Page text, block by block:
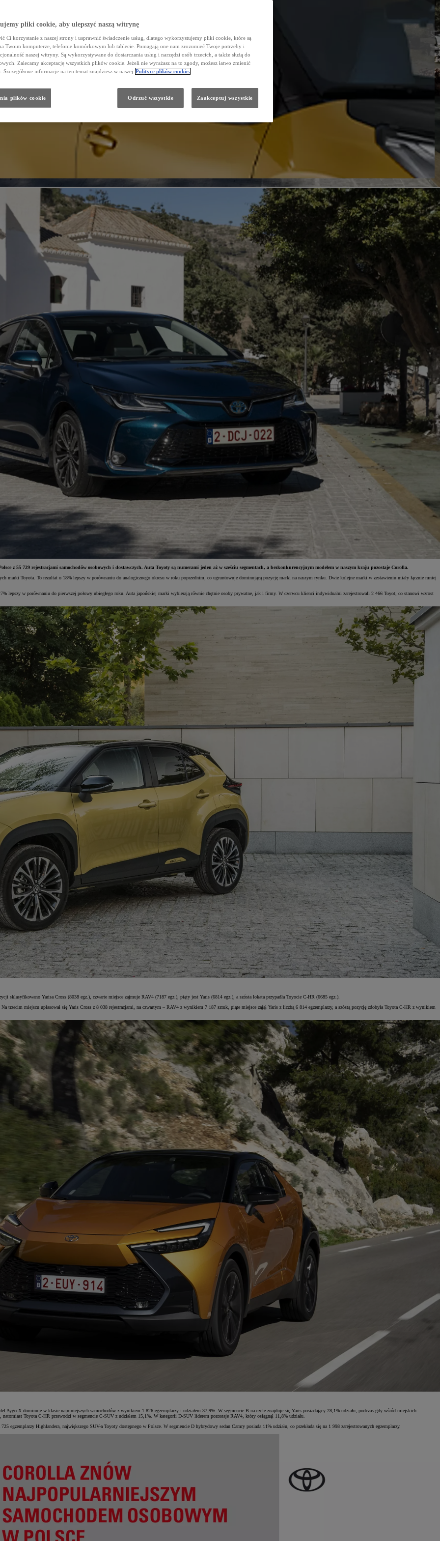
z 55 729 rejestracjami samochodów osobowych i dostawczych. Auta Toyoty są numerami jeden aż w sześciu segmentach, a bezkonkurencyjnym modelem w naszym kraju pozostaje Corolla.
marki Toyota. To rezultat o 18% lepszy w porównaniu do analogicznego okresu w roku poprzednim, co ugruntowuje dominującą pozycję marki na naszym rynku. Dwie kolejne marki w zestawieniu miały łącznie mniej
lepszy w porównaniu do pierwszej połowy ubiegłego roku. Auta japońskiej marki wybierają równie chętnie osoby prywatne, jak i firmy. W czerwcu klienci indywidualni zarejestrowali 2 466 Toyot, co stanowi wzrost
sklasyfikowano Yarisa Cross (8038 egz.), czwarte miejsce zajmuje RAV4 (7187 egz.), piąty jest Yaris (6814 egz.), a szósta lokata przypadła Toyocie C-HR (6685 egz.).
trzecim miejscu uplasował się Yaris Cross z 8 038 rejestracjami, na czwartym – RAV4 z wynikiem 7 187 sztuk, piąte miejsce zajął Yaris z liczbą 6 814 egzemplarzy, a szóstą pozycję zdobyła Toyota C-HR z wynikiem
X dominuje w klasie najmniejszych samochodów z wynikiem 1 826 egzemplarzy i udziałem 37,9%. W segmencie B na czele znajduje się Yaris posiadający 28,1% udziału, podczas gdy wśród miejskich
Toyota C-HR przewodzi w segmencie C-SUV z udziałem 15,1%. W kategorii D-SUV liderem pozostaje RAV4, który osiągnął 11,8% udziału.
egzemplarzy Highlandera, największego SUV-a Toyoty dostępnego w Polsce. W segmencie D hybrydowy sedan Camry posiada 11% udziału, co przekłada się na 1 998 zarejestrowanych egzemplarzy.
pliki cookie, aby ulepszyć naszą witrynę
Ci korzystanie z naszej strony i usprawnić świadczenie usług, dlatego wykorzystujemy pliki cookie, które są
Twoim komputerze, telefonie komórkowym lub tablecie. Pomagają one nam zrozumieć Twoje potrzeby i
naszej witryny. Są wykorzystywane do dostarczania usług i narzędzi osób trzecich, a także służą do
Zalecamy akceptację wszystkich plików cookie. Jeżeli nie wyrażasz na to zgody, możesz łatwo zmienić
Szczegółowe informacje na ten temat znajdziesz w naszej Polityce plików cookie.
plików cookie Odrzuć wszystkie Zaakceptuj wszystkie